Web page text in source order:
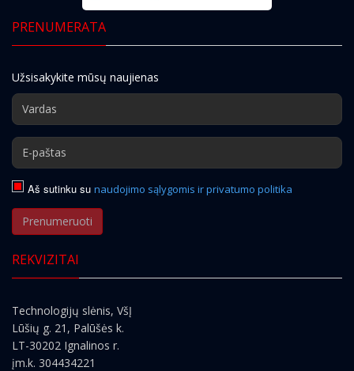
PRENUMERATA
Užsisakykite mūsų naujienas
Aš sutinku su naudojimo sąlygomis ir privatumo politika
Prenumeruoti
REKVIZITAI
Technologijų slėnis, VšĮ
Lūšių g. 21, Palūšės k.
LT-30202 Ignalinos r.
įm.k. 304434221